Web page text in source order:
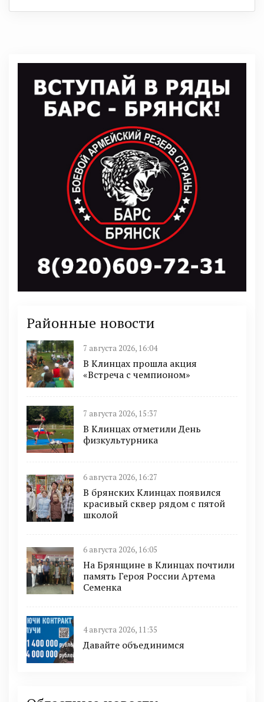
Районные новости
7 августа 2026, 16:04
В Клинцах прошла акция
«Встреча с чемпионом»
7 августа 2026, 15:37
В Клинцах отметили День
физкультурника
6 августа 2026, 16:27
В брянских Клинцах появился
красивый сквер рядом с пятой
школой
6 августа 2026, 16:05
На Брянщине в Клинцах почтили
память Героя России Артема
Семенка
4 августа 2026, 11:35
Давайте объединимся